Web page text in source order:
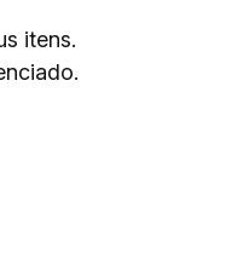
itens.